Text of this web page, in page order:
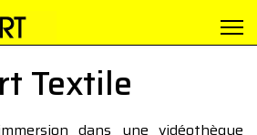
Textile
dans une vidéothèque